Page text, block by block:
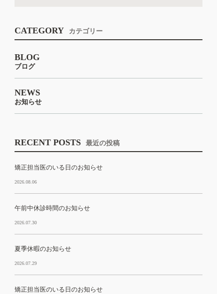
CATEGORY カテゴリー
BLOG
ブログ
NEWS
お知らせ
RECENT POSTS 最近の投稿
矯正担当医のいる日のお知らせ
2026.08.06
午前中休診時間のお知らせ
2026.07.30
夏季休暇のお知らせ
2026.07.29
矯正担当医のいる日のお知らせ